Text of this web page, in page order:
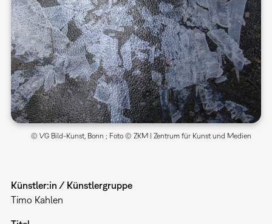
© VG Bild-Kunst, Bonn ; Foto © ZKM | Zentrum für Kunst und Medien
Künstler:in / Künstlergruppe
Timo Kahlen